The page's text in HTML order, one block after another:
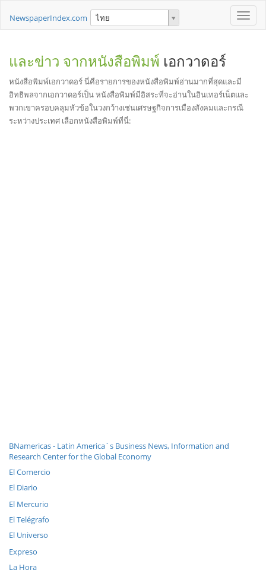
Toggle
NewspaperIndex.com ไทย
และข่าว จากหนังสือพิมพ์ เอกวาดอร์
หนังสือพิมพ์เอกวาดอร์ นี่คือรายการของหนังสือพิมพ์อ่านมากที่สุดและมี
อิทธิพลจากเอกวาดอร์เป็น หนังสือพิมพ์มีอิสระที่จะอ่านในอินเทอร์เน็ตและ
พวกเขาครอบคลุมหัวข้อในวงกว้างเช่นเศรษฐกิจการเมืองสังคมและกรณี
ระหว่างประเทศ เลือกหนังสือพิมพ์ที่นี่:
BNamericas - Latin America´s Business News, Information and
Research Center for the Global Economy
El Comercio
El Diario
El Mercurio
El Telégrafo
El Universo
Expreso
La Hora